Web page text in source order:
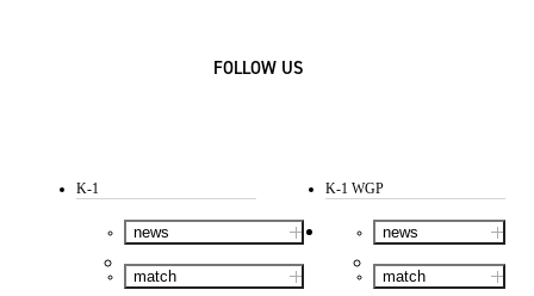
FOLLOW US
K-1
news
match
K-1 WGP
news
match